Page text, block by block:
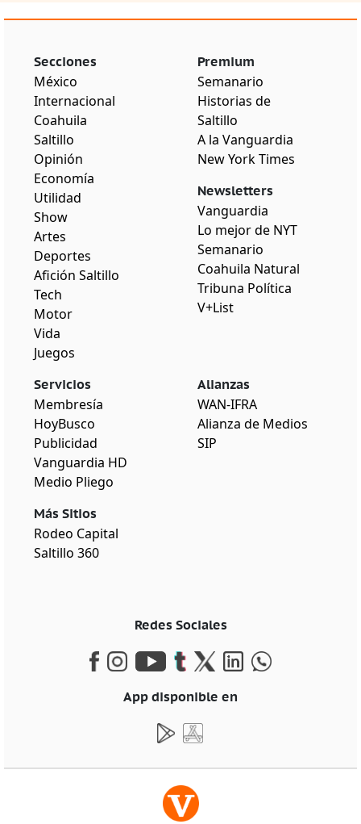
Secciones
México
Internacional
Coahuila
Saltillo
Opinión
Economía
Utilidad
Show
Artes
Deportes
Afición Saltillo
Tech
Motor
Vida
Juegos
Premium
Semanario
Historias de
Saltillo
A la Vanguardia
New York Times
Newsletters
Vanguardia
Lo mejor de NYT
Semanario
Coahuila Natural
Tribuna Política
V+List
Servicios
Membresía
HoyBusco
Publicidad
Vanguardia HD
Medio Pliego
Más Sitios
Rodeo Capital
Saltillo 360
Alianzas
WAN-IFRA
Alianza de Medios
SIP
Redes Sociales
App disponible en